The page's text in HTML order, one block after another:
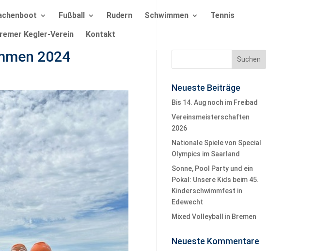
Fußball Rudern Schwimmen Tennis
Kegler-Verein Kontakt
2024
Neueste Beiträge
Bis 14. Aug noch im Freibad
Vereinsmeisterschaften
2026
Nationale Spiele von Special
Olympics im Saarland
Sonne, Pool Party und ein
Pokal: Unsere Kids beim 45.
Kinderschwimmfest in
Edewecht
Mixed Volleyball in Bremen
Neueste Kommentare